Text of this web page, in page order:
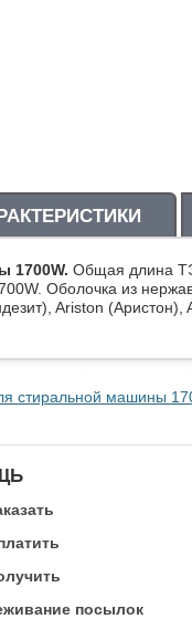
1700W. Общая длина
Оболочка из
Ariston
стиральной машины
посылок